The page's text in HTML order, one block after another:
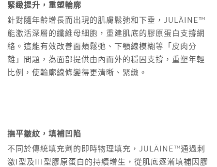
緊緻提升，重塑輪廓
針對隨年齡增長而出現的肌膚鬆弛和下垂，JULÄINE™
能激活深層的纖維母細胞，重建肌底的膠原蛋白支撐網
絡。這能有效改善面頰鬆弛、下顎線模糊等「皮肉分
離」問題，為面部提供由內而外的穩固支撐，重塑年輕
比例，使輪廓線條變得更清晰、緊緻。
撫平皺紋，填補凹陷
不同於傳統填充劑的即時物理填充，JULÄINE™通過刺
激I型及III型膠原蛋白的持續增生，從肌底逐漸填補因膠